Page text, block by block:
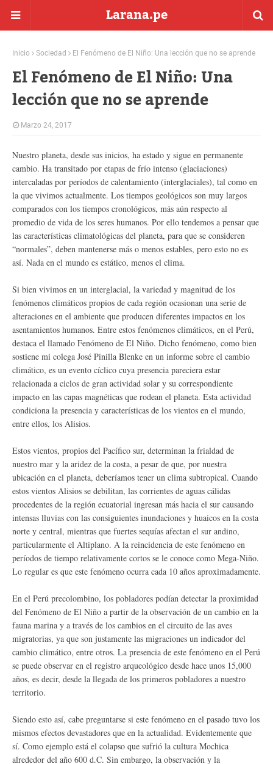
Larana.pe
Inicio Sociedad El Fenómeno de El Niño: Una lección que no se aprende
El Fenómeno de El Niño: Una
lección que no se aprende
Marzo 24, 2017
Nuestro planeta, desde sus inicios, ha estado y sigue en permanente
cambio. Ha transitado por etapas de frío intenso (glaciaciones)
intercaladas por períodos de calentamiento (interglaciales), tal como en
la que vivimos actualmente. Los tiempos geológicos son muy largos
comparados con los tiempos cronológicos, más aún respecto al
promedio de vida de los seres humanos. Por ello tendemos a pensar que
las características climatológicas del planeta, para que se consideren
“normales”, deben mantenerse más o menos estables, pero esto no es
así. Nada en el mundo es estático, menos el clima.
Si bien vivimos en un interglacial, la variedad y magnitud de los
fenómenos climáticos propios de cada región ocasionan una serie de
alteraciones en el ambiente que producen diferentes impactos en los
asentamientos humanos. Entre estos fenómenos climáticos, en el Perú,
destaca el llamado Fenómeno de El Niño. Dicho fenómeno, como bien
sostiene mi colega José Pinilla Blenke en un informe sobre el cambio
climático, es un evento cíclico cuya presencia pareciera estar
relacionada a ciclos de gran actividad solar y su correspondiente
impacto en las capas magnéticas que rodean el planeta. Esta actividad
condiciona la presencia y características de los vientos en el mundo,
entre ellos, los Alisios.
Estos vientos, propios del Pacífico sur, determinan la frialdad de
nuestro mar y la aridez de la costa, a pesar de que, por nuestra
ubicación en el planeta, deberíamos tener un clima subtropical. Cuando
estos vientos Alisios se debilitan, las corrientes de aguas cálidas
procedentes de la región ecuatorial ingresan más hacia el sur causando
intensas lluvias con las consiguientes inundaciones y huaicos en la costa
norte y central, mientras que fuertes sequías afectan el sur andino,
particularmente el Altiplano. A la reincidencia de este fenómeno en
períodos de tiempo relativamente cortos se le conoce como Mega-Niño.
Lo regular es que este fenómeno ocurra cada 10 años aproximadamente.
En el Perú precolombino, los pobladores podían detectar la proximidad
del Fenómeno de El Niño a partir de la observación de un cambio en la
fauna marina y a través de los cambios en el circuito de las aves
migratorias, ya que son justamente las migraciones un indicador del
cambio climático, entre otros. La presencia de este fenómeno en el Perú
se puede observar en el registro arqueológico desde hace unos 15,000
años, es decir, desde la llegada de los primeros pobladores a nuestro
territorio.
Siendo esto así, cabe preguntarse si este fenómeno en el pasado tuvo los
mismos efectos devastadores que en la actualidad. Evidentemente que
sí. Como ejemplo está el colapso que sufrió la cultura Mochica
alrededor del año 600 d.C. Sin embargo, la observación y la